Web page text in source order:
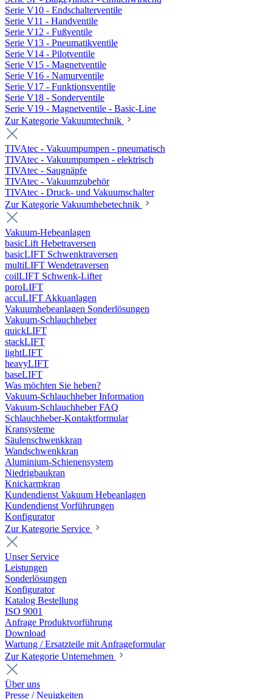
Serie V10 - Endschalterventile
Serie V11 - Handventile
Serie V12 - Fußventile
Serie V13 - Pneumatikventile
Serie V14 - Pilotventile
Serie V15 - Magnetventile
Serie V16 - Namurventile
Serie V17 - Funktionsventile
Serie V18 - Sonderventile
Serie V19 - Magnetventile - Basic-Line
Zur Kategorie Vakuumtechnik
TIVAtec - Vakuumpumpen - pneumatisch
TIVAtec - Vakuumpumpen - elektrisch
TIVAtec - Saugnäpfe
TIVAtec - Vakuumzubehör
TIVAtec - Druck- und Vakuumschalter
Zur Kategorie Vakuumhebetechnik
Vakuum-Hebeanlagen
basicLift Hebetraversen
basicLIFT Schwenktraversen
multiLIFT Wendetraversen
coilLIFT Schwenk-Lifter
poroLIFT
accuLIFT Akkuanlagen
Vakuumhebeanlagen Sonderlösungen
Vakuum-Schlauchheber
quickLIFT
stackLIFT
lightLIFT
heavyLIFT
baseLIFT
Was möchten Sie heben?
Vakuum-Schlauchheber Information
Vakuum-Schlauchheber FAQ
Schlauchheber-Kontaktformular
Kransysteme
Säulenschwenkkran
Wandschwenkkran
Aluminium-Schienensystem
Niedrigbaukran
Knickarmkran
Kundendienst Vakuum Hebeanlagen
Kundendienst Vorführungen
Konfigurator
Zur Kategorie Service
Unser Service
Leistungen
Sonderlösungen
Konfigurator
Katalog Bestellung
ISO 9001
Anfrage Produktvorführung
Download
Wartung / Ersatzteile mit Anfrageformular
Zur Kategorie Unternehmen
Über uns
Presse / Neuigkeiten